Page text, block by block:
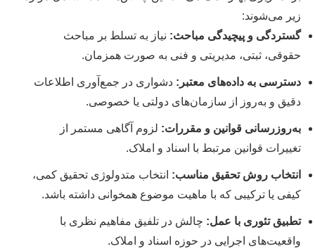
زیر می‌شوند:
گستردگی و پیچیدگی مباحث: نیاز به تسلط بر مباحث
حقوقی، ثبتی، مدیریتی و فنی به صورت همزمان.
دسترسی به داده‌های معتبر: دشواری در جمع‌آوری اطلاعات
دقیق و به‌روز از سازمان‌های دولتی یا خصوصی.
به‌روزرسانی قوانین و مقررات: لزوم آگاهی مستمر از
تغییرات قوانین مرتبط با اسناد و املاک.
انتخاب روش تحقیق مناسب: انتخاب متدولوژی تحقیق کمی،
کیفی یا ترکیبی که با ماهیت موضوع همخوانی داشته باشد.
تطبیق تئوری با عمل: چالش در تلفیق مفاهیم نظری با
واقعیت‌های اجرایی در حوزه اسناد و املاک.